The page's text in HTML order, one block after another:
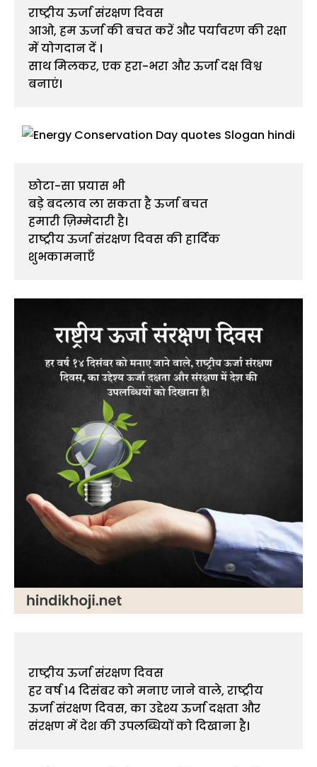
राष्ट्रीय ऊर्जा संरक्षण दिवस
आओ, हम ऊर्जा की बचत करें और पर्यावरण की रक्षा
में योगदान दें ।
साथ मिलकर, एक हरा-भरा और ऊर्जा दक्ष विश्व
बनाएं।
छोटा-सा प्रयास भी
बड़े बदलाव ला सकता है ऊर्जा बचत
हमारी ज़िम्मेदारी है।
राष्ट्रीय ऊर्जा संरक्षण दिवस की हार्दिक
शुभकामनाएँ
राष्ट्रीय ऊर्जा संरक्षण दिवस
हर वर्ष १४ दिसंबर को मनाए जाने वाले, राष्ट्रीय
ऊर्जा संरक्षण दिवस, का उद्देश्य ऊर्जा दक्षता और
संरक्षण में देश की उपलब्धियों को दिखाना है।